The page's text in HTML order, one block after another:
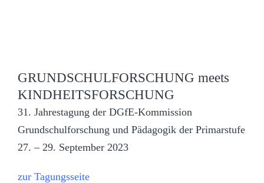
GRUNDSCHULFORSCHUNG meets
KINDHEITSFORSCHUNG
31. Jahrestagung der DGfE-Kommission
Grundschulforschung und Pädagogik der Primarstufe
27. – 29. September 2023
zur Tagungsseite